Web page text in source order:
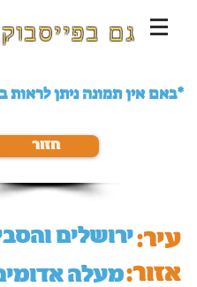
גם בפייסבוק
באם אין תמונה ניתן לראות במפה למטה*
חזור
ירושלים
מעלה
עיר:
אזור: